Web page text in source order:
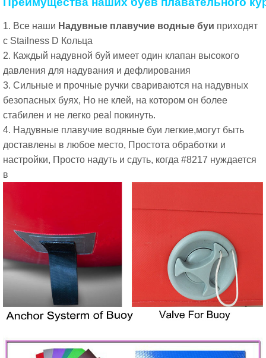
1. Все наши Надувные плавучие водные буи приходят
с Stailness D Кольца
2. Каждый надувной буй имеет один клапан высокого
давления для надувания и дефлирования
3. Сильные и прочные ручки свариваются на надувных
безопасных буях, Но не клей, на котором он более
стабилен и не легко peal покинуть.
4. Надувные плавучие водяные буи легкие,могут быть
доставлены в любое место, Простота обработки и
настройки, Просто надуть и сдуть, когда #8217 нуждается
в